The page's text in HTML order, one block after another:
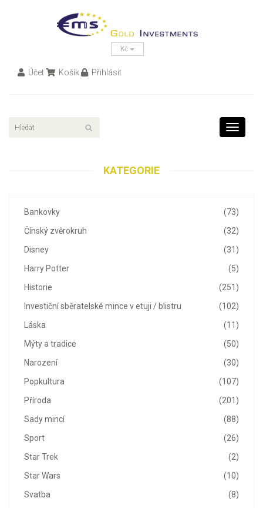
Kč
Účet Košík Přihlásit
Toggle
KATEGORIE
(73)
Bankovky
(32)
Čínský zvěrokruh
(31)
Disney
(5)
Harry Potter
(251)
Historie
(102)
Investiční sběratelské mince v etuji / blistru
(11)
Láska
(50)
Mýty a tradice
(30)
Narození
(107)
Popkultura
(201)
Příroda
(88)
Sady mincí
(26)
Sport
(2)
Star Trek
(10)
Star Wars
(8)
Svatba